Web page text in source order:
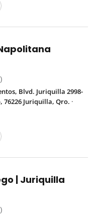
Blvd. Juriquilla 2998-
76226 Juriquilla, Qro. ·
| Juriquilla